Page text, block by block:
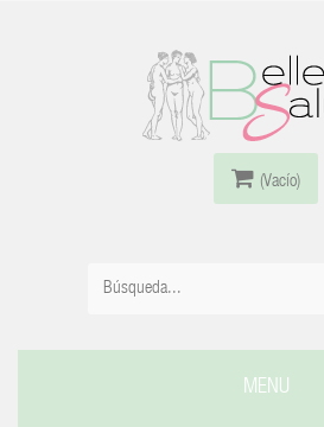
(Vacío)
MENU